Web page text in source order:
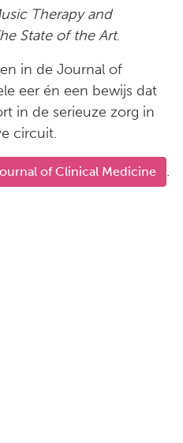
Therapy and
State of the Art.
in de Journal of
eer én een bewijs dat
in de serieuze zorg in
circuit.
of Clinical Medicine .